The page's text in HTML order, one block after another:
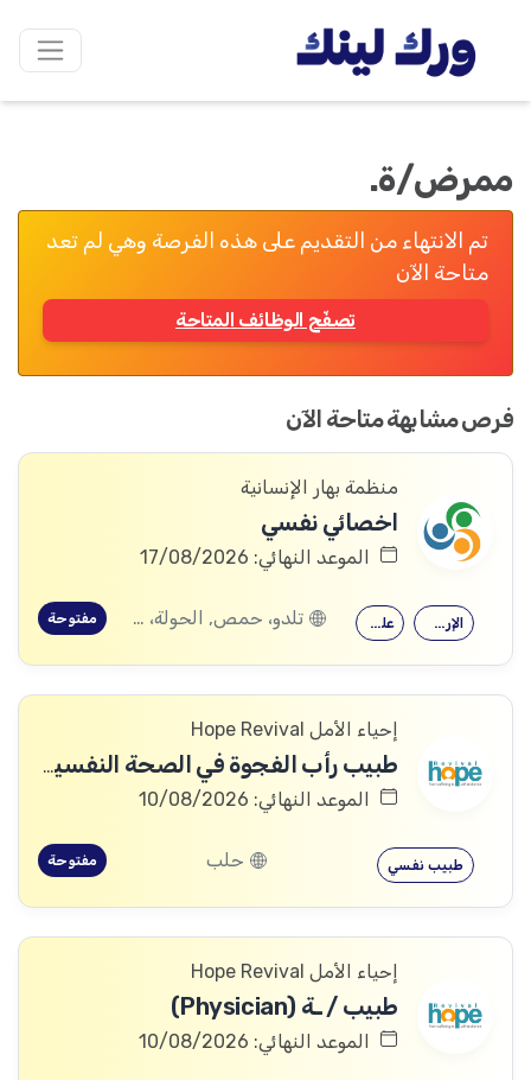
ممرض/ة.
تم الانتهاء من التقديم على هذه الفرصة وهي لم تعد
متاحة الآن
تصفّح الوظائف المتاحة
فرص مشابهة متاحة الآن
منظمة بهار الإنسانية
اخصائي نفسي
الموعد النهائي: 17/08/2026
علم النفس الإرشاد النفسي تلدو، حمص, الحولة، حمص مفتوحة
إحياء الأمل Hope Revival
طبيب رأب الفجوة في الصحة النفسية (mhGAP Doctor)
الموعد النهائي: 10/08/2026
طبيب نفسي حلب مفتوحة
إحياء الأمل Hope Revival
طبيب / ـة (Physician)
الموعد النهائي: 10/08/2026